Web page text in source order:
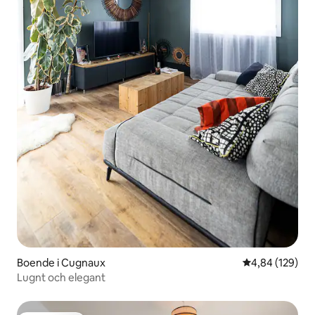
Boende i Cugnaux 4,84 av 5 i
4,84 (129)
Lugnt och elegant